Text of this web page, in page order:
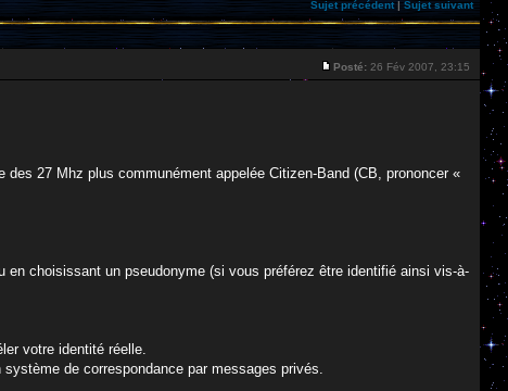
Sujet précédent| Sujet suivant
Posté: 26 Fév 2007, 23:15
27 Mhz plus communément appelée Citizen-Band (CB, prononcer «
choisissant un pseudonyme (si vous préférez être identifié ainsi vis-à-
votre identité réelle.
de correspondance par messages privés.